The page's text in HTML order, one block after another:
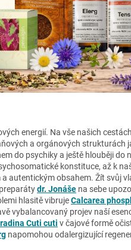
energií. Na vše našich
a orgánových strukturách
do psychiky a ještě hlouběji do
konstituce, až k
autentickým obsahem. Žít svůj
dr. Jonáše na sebe
hlasitě vibrujeCalcarea
vybalancovaný projev naší
Cuti cuti v čajové formě
napomohou odalergizující